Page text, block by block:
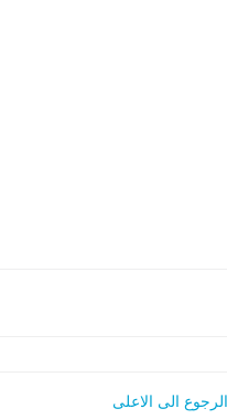
الرجوع الى الاعلى